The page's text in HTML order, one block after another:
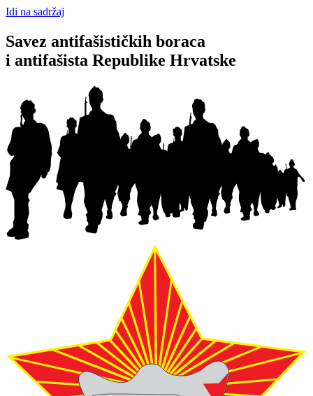
Idi na sadržaj
Savez antifašističkih boraca
i antifašista Republike Hrvatske